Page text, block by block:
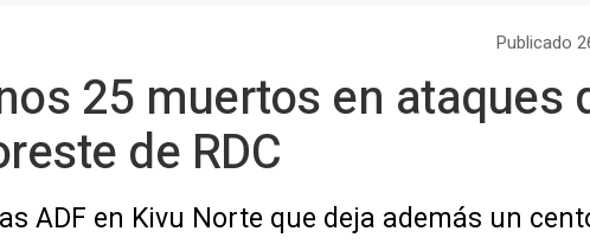
Publicado
25 muertos en ataques
de RDC
ADF en Kivu Norte que deja además un